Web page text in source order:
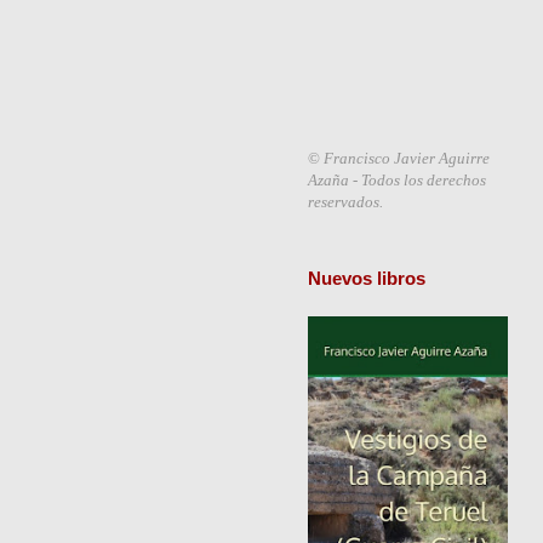
© Francisco Javier Aguirre
Azaña - Todos los derechos
reservados.
Nuevos libros